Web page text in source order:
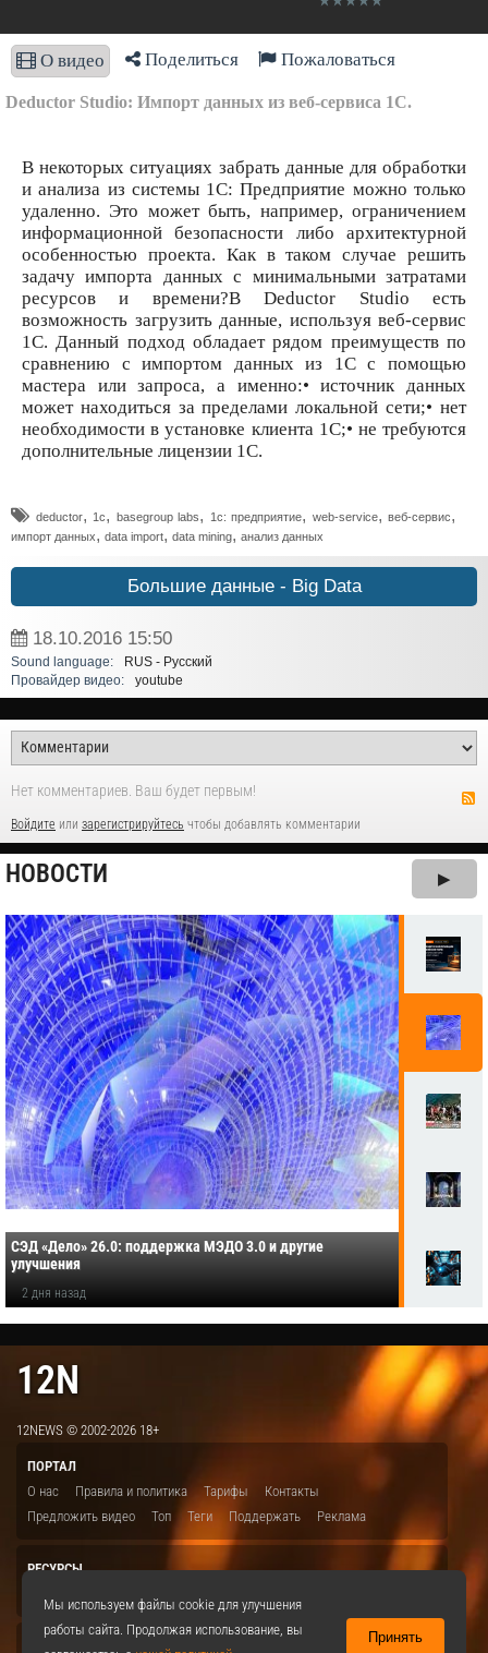
О видео Поделиться Пожаловаться
Deductor Studio: Импорт данных из веб-сервиса 1С.
В некоторых ситуациях забрать данные для обработки
и анализа из системы 1C: Предприятие можно только
удаленно. Это может быть, например, ограничением
информационной безопасности либо архитектурной
особенностью проекта. Как в таком случае решить
задачу импорта данных с минимальными затратами
ресурсов и времени?В Deductor Studio есть
возможность загрузить данные, используя веб-сервис
1С. Данный подход обладает рядом преимуществ по
сравнению с импортом данных из 1С с помощью
мастера или запроса, а именно:• источник данных
может находиться за пределами локальной сети;• нет
необходимости в установке клиента 1С;• не требуются
дополнительные лицензии 1С.
deductor, 1c, basegroup labs, 1с: предприятие, web-service, веб-сервис,
импорт данных, data import, data mining, анализ данных
Большие данные - Big Data
18.10.2016 15:50
Sound language:
RUS - Русский
Провайдер видео:
youtube
Нет комментариев. Ваш будет первым!
Войдите или зарегистрируйтесь чтобы добавлять комментарии
НОВОСТИ ▶
СЭД «Дело» 26.0: поддержка МЭДО 3.0 и другие
улучшения
2 дня назад
12N
12NEWS © 2002-2026 18+
ПОРТАЛ
О нас
Правила и политика Тарифы
Контакты
Предложить видео
Топ Теги Поддержать Реклама
РЕСУРСЫ
Мы используем файлы cookie для улучшения
работы сайта. Продолжая использование, вы
Принять